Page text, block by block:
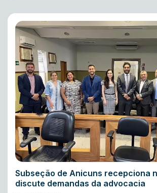
Subseção de Anicuns recepciona
discute demandas da advocacia